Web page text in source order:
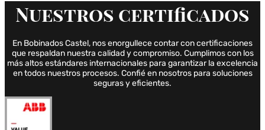
Nuestros certificados
En Bobinados Castel, nos enorgullece contar con certificaciones
que respaldan nuestra calidad y compromiso. Cumplimos con los
más altos estándares internacionales para garantizar la excelencia
en todos nuestros procesos. Confié en nosotros para soluciones
seguras y eficientes.